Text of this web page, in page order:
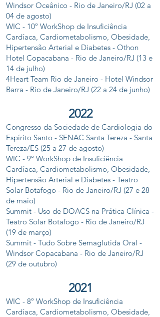
Windsor Oceânico - Rio de Janeiro/RJ (02 a
04 de agosto)
WIC - 10º WorkShop de Insuficiência
Cardíaca, Cardiometabolismo, Obesidade,
Hipertensão Arterial e Diabetes - Othon
Hotel Copacabana - Rio de Janeiro/RJ (13 e
14 de julho)
4Heart Team Rio de Janeiro - Hotel Windsor
Barra - Rio de Janeiro/RJ (22 a 24 de junho)
2022
Congresso da Sociedade de Cardiologia do
Espírito Santo - SENAC Santa Tereza - Santa
Tereza/ES (25 a 27 de agosto)
WIC - 9º WorkShop de Insuficiência
Cardíaca, Cardiometabolismo, Obesidade,
Hipertensão Arterial e Diabetes - Teatro
Solar Botafogo - Rio de Janeiro/RJ (27 e 28
de maio)
Summit - Uso de DOACS na Prática Clínica -
Teatro Solar Botafogo - Rio de Janeiro/RJ
(19 de março)
Summit - Tudo Sobre Semaglutida Oral -
Windsor Copacabana - Rio de Janeiro/RJ
(29 de outubro)
2021
WIC - 8º WorkShop de Insuficiência
Cardíaca, Cardiometabolismo, Obesidade,